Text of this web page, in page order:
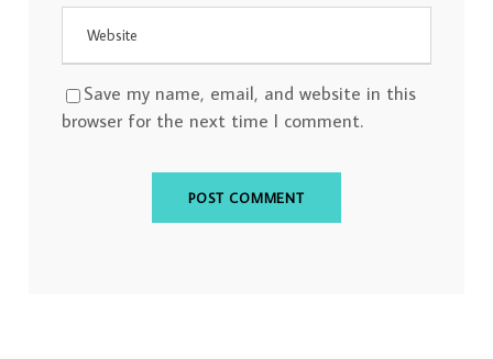
Save my name, email, and website in this
browser for the next time I comment.